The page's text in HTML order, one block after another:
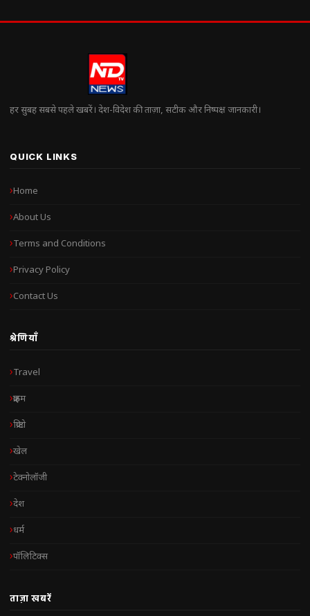
हर सुबह सबसे पहले खबरें। देश-विदेश की ताज़ा, सटीक और निष्पक्ष जानकारी।
QUICK LINKS
Home
About Us
Terms and Conditions
Privacy Policy
Contact Us
श्रेणियाँ
Travel
क्राइम
क्रिप्टो
खेल
टेक्नोलॉजी
देश
धर्म
पॉलिटिक्स
ताज़ा खबरें